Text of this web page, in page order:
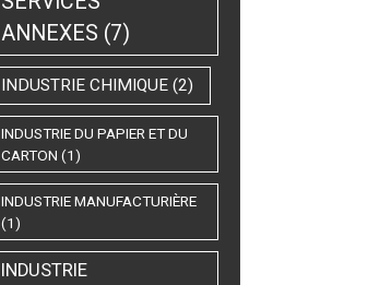
ANNEXES (7)
INDUSTRIE CHIMIQUE (2)
INDUSTRIE DU PAPIER ET DU
CARTON (1)
INDUSTRIE MANUFACTURIÈRE
(1)
INDUSTRIE